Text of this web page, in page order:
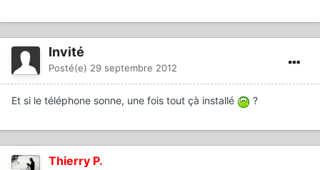
Invité
Posté(e) 29 septembre 2012
Et si le téléphone sonne, une fois tout çà installé ?
Thierry P.